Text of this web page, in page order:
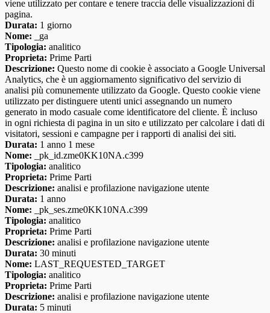
viene utilizzato per contare e tenere traccia delle visualizzazioni di
pagina.
Durata: 1 giorno
Nome: _ga
Tipologia: analitico
Proprieta: Prime Parti
Descrizione: Questo nome di cookie è associato a Google Universal
Analytics, che è un aggiornamento significativo del servizio di
analisi più comunemente utilizzato da Google. Questo cookie viene
utilizzato per distinguere utenti unici assegnando un numero
generato in modo casuale come identificatore del cliente. È incluso
in ogni richiesta di pagina in un sito e utilizzato per calcolare i dati di
visitatori, sessioni e campagne per i rapporti di analisi dei siti.
Durata: 1 anno 1 mese
Nome: _pk_id.zme0KK10NA.c399
Tipologia: analitico
Proprieta: Prime Parti
Descrizione: analisi e profilazione navigazione utente
Durata: 1 anno
Nome: _pk_ses.zme0KK10NA.c399
Tipologia: analitico
Proprieta: Prime Parti
Descrizione: analisi e profilazione navigazione utente
Durata: 30 minuti
Nome: LAST_REQUESTED_TARGET
Tipologia: analitico
Proprieta: Prime Parti
Descrizione: analisi e profilazione navigazione utente
Durata: 5 minuti